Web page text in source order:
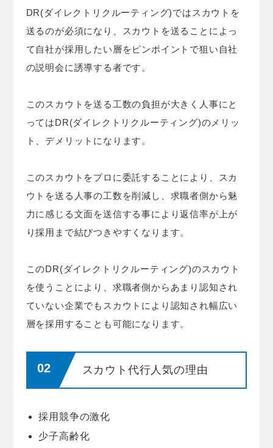
DR(ダイレクトリクルーティング)ではスカウトを
送るのが必須になり、スカウトを送ることによっ
て自社が採用したい層をピンポイントで狙い自社
の説明会に誘導する者です。
このスカウトを送る工数の負担が大きく人事にと
ってはDR(ダイレクトリクルーティング)のメリッ
ト、デメリットになります。
このスカウトをプロに委託することにより、スカ
ウトを送る人事の工数を削減し、求職者側から魅
力に感じる文面を送信する事により返信率が上が
り採用まで結びつきやすくなります。
このDR(ダイレクトリクルーティング)のスカウト
を使うことにより、求職者側からあまり認知され
ていない企業でもスカウトにより認知され幅広い
層を採用することも可能になります。
スカウト代行人気の理由
採用競争の激化
少子高齢化